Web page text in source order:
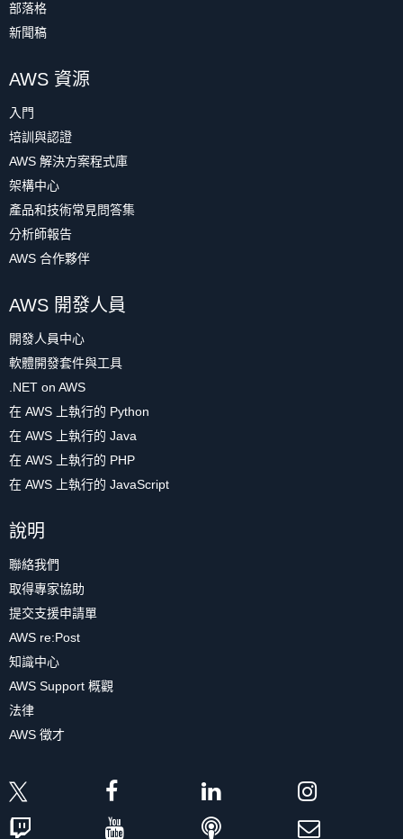
部落格
新聞稿
AWS 資源
入門
培訓與認證
AWS 解決方案程式庫
架構中心
產品和技術常見問答集
分析師報告
AWS 合作夥伴
AWS 開發人員
開發人員中心
軟體開發套件與工具
.NET on AWS
在 AWS 上執行的 Python
在 AWS 上執行的 Java
在 AWS 上執行的 PHP
在 AWS 上執行的 JavaScript
說明
聯絡我們
取得專家協助
提交支援申請單
AWS re:Post
知識中心
AWS Support 概觀
法律
AWS 徵才